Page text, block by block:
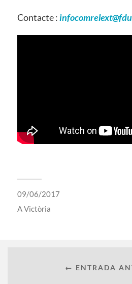
Contacte :
09/06/2017
AVictòria
← ENTRADA